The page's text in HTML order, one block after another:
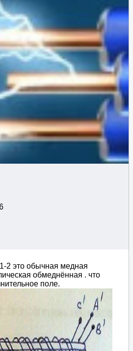
2 это обычная медная
обмеднённая . что
поле.